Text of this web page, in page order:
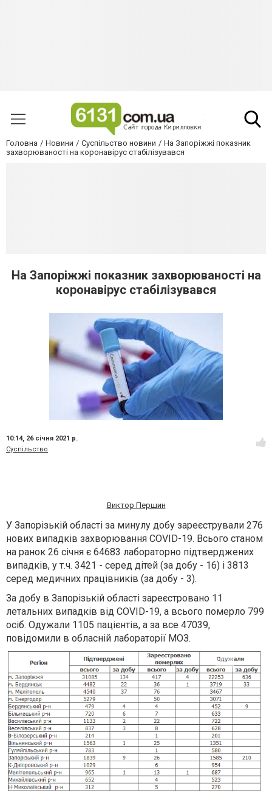
Головна Новини Суспільство новини
На Запоріжжі показник
захворюваності на коронавірус стабілізувався
На Запоріжжі показник захворюваності на
коронавірус стабілізувався
10:14, 26 січня 2021 р.
Суспільство
Виктор Першин
У Запорізькій області за минулу добу зареєстрували 276
нових випадків захворювання COVID-19. Всього станом
на ранок 26 січня є 64683 лабораторно підтверджених
випадків, у т.ч. 3421 - серед дітей (за добу - 16) і 3813
серед медичних працівників (за добу - 3).
За добу в Запорізькій області зареєстровано 11
летальних випадків від COVID-19, а всього померло 799
осіб. Одужали 1105 пацієнтів, а за все 47039,
повідомили в обласній лабораторії МОЗ.